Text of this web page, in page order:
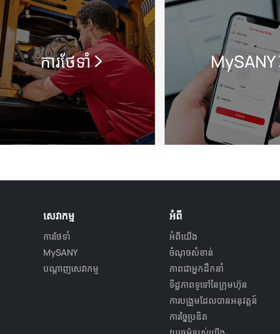
ការថែទាំ MySANY
សេវាកម្ម
ការថែទាំ
MySANY
បណ្តាញសេវាកម្ម
អំពី
អំពីយើង
ចំណុចសំខាន់
ភាពជាអ្នកដឹកនាំ
ទិដ្ឋភាពទូទៅនៃក្រុមហ៊ុន
ការបង្រួមដែលបានអនុវត្តន៍
ការច្នៃប្រឌិត